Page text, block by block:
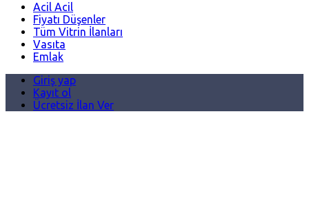
Acil Acil
Fiyatı Düşenler
Tüm Vitrin İlanları
Vasıta
Emlak
Giriş yap
Kayıt ol
Ücretsiz İlan Ver